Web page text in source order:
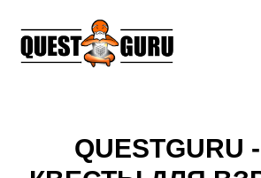
QUESTGURU